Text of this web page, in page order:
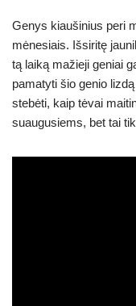
Genys kiaušinius peri
mėnesiais. Išsiritę
tą laiką mažieji geniai
pamatyti šio genio
stebėti, kaip tėvai
suaugusiems, bet tai